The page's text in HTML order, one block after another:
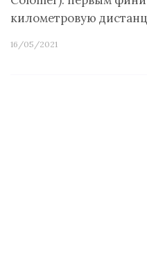
километровую
16/05/2021